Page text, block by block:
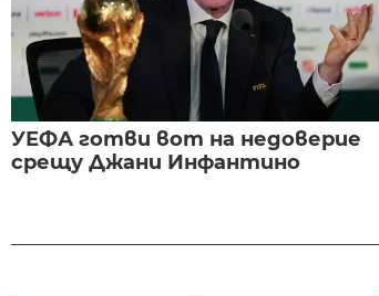
УЕФА готви вот на недоверие
срещу Джани Инфантино